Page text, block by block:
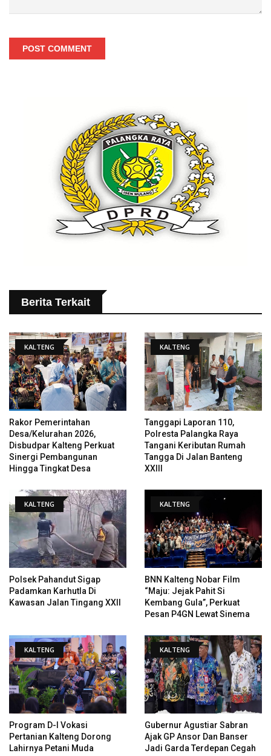
POST COMMENT
Berita Terkait
KALTENG
Rakor Pemerintahan
Desa/Kelurahan 2026,
Disbudpar Kalteng Perkuat
Sinergi Pembangunan
Hingga Tingkat Desa
KALTENG
Tanggapi Laporan 110,
Polresta Palangka Raya
Tangani Keributan Rumah
Tangga Di Jalan Banteng
XXIII
KALTENG
Polsek Pahandut Sigap
Padamkan Karhutla Di
Kawasan Jalan Tingang XXII
KALTENG
BNN Kalteng Nobar Film
“Maju: Jejak Pahit Si
Kembang Gula”, Perkuat
Pesan P4GN Lewat Sinema
KALTENG
Program D-I Vokasi
Pertanian Kalteng Dorong
Lahirnya Petani Muda
KALTENG
Gubernur Agustiar Sabran
Ajak GP Ansor Dan Banser
Jadi Garda Terdepan Cegah